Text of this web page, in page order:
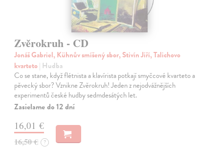
Zvěrokruh - CD
Jonáš Gabriel, Kühnův smíšený sbor, Stivín Jiří, Talichovo
kvarteto| Hudba
Co se stane, když flétnista a klavírista potkají smyčcové kvarteto a
pěvecký sbor? Vznikne Zvěrokruh! Jeden z nejodvážnějších
experimentů české hudby sedmdesátých let.
Zasielame do 12 dní
16,01 €
16,50 € ?